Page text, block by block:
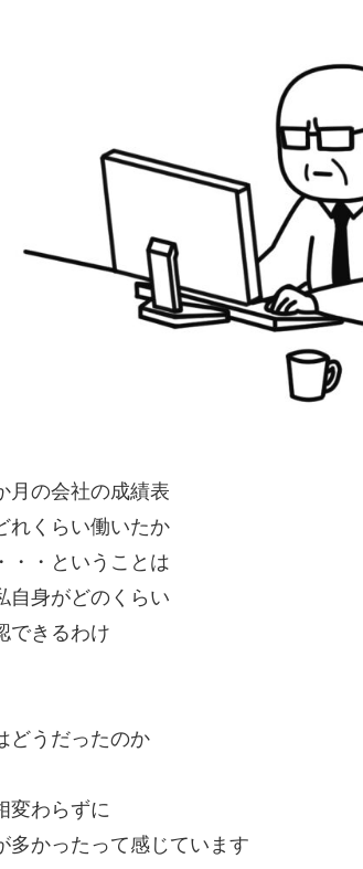
月の会社の成績表
れくらい働いたか
・・ということは
自身がどのくらい
できるわけ
どうだったのか
変わらずに
多かったって感じています